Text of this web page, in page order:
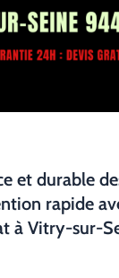
et durable
rapide
à Vitry-sur-